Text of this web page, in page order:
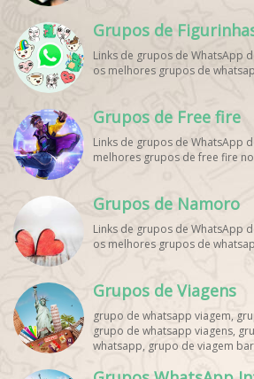
Grupos de
Links de grupos de WhatsApp
os melhores grupos de
Grupos de Free fire
Links de grupos de WhatsApp
melhores grupos de free fire
Grupos de Namoro
Links de grupos de WhatsApp
os melhores grupos de
Grupos de Viagens
grupo de whatsapp viagem,
grupo de whatsapp viagens,
whatsapp, grupo de viagem
grupo de excursão whatsapp,